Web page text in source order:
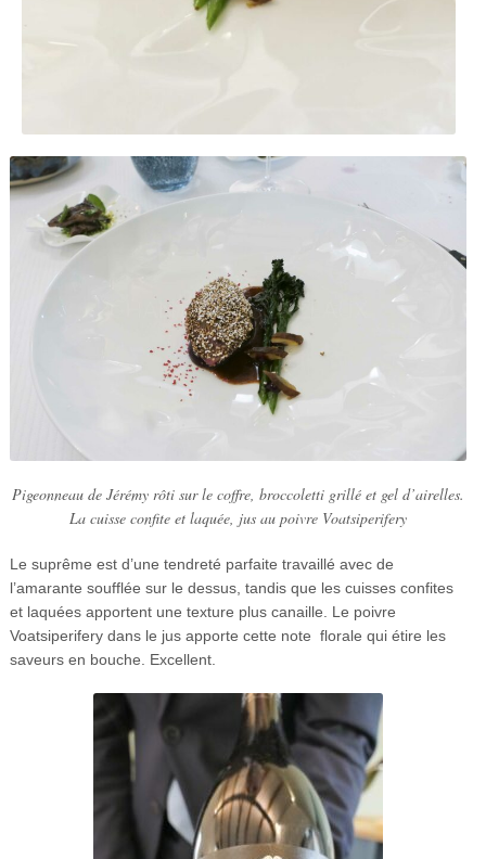
Pigeonneau de Jérémy rôti sur le coffre, broccoletti grillé et gel d’airelles.
La cuisse confite et laquée, jus au poivre Voatsiperifery
Le suprême est d’une tendreté parfaite travaillé avec de
l’amarante soufflée sur le dessus, tandis que les cuisses confites
et laquées apportent une texture plus canaille. Le poivre
Voatsiperifery dans le jus apporte cette note florale qui étire les
saveurs en bouche. Excellent.